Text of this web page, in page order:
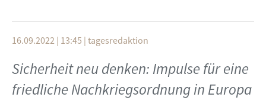
16.09.2022 | 13:45 | tagesredaktion
Sicherheit neu denken: Impulse für eine
friedliche Nachkriegsordnung in Europa